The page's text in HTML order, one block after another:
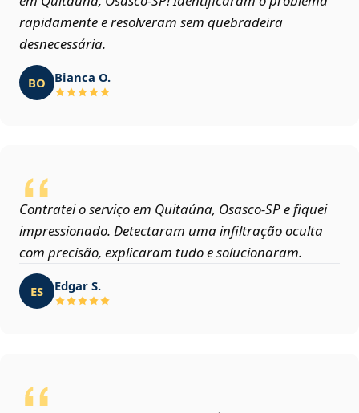
rapidamente e resolveram sem quebradeira
desnecessária.
BO Bianca O.
Contratei o serviço em Quitaúna, Osasco‑SP e fiquei
impressionado. Detectaram uma infiltração oculta
com precisão, explicaram tudo e solucionaram.
ES Edgar S.